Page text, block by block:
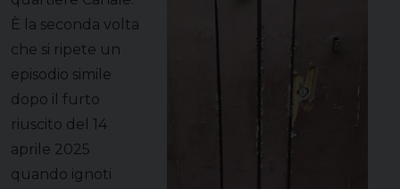
È la seconda volta
che si ripete un
episodio simile
dopo il furto
riuscito del 14
aprile 2025
quando ignoti